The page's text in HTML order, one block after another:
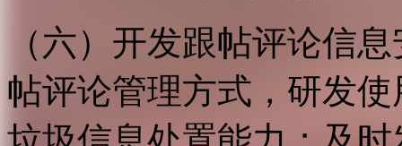
（六）开发跟帖评论信
帖评论管理方式，研发